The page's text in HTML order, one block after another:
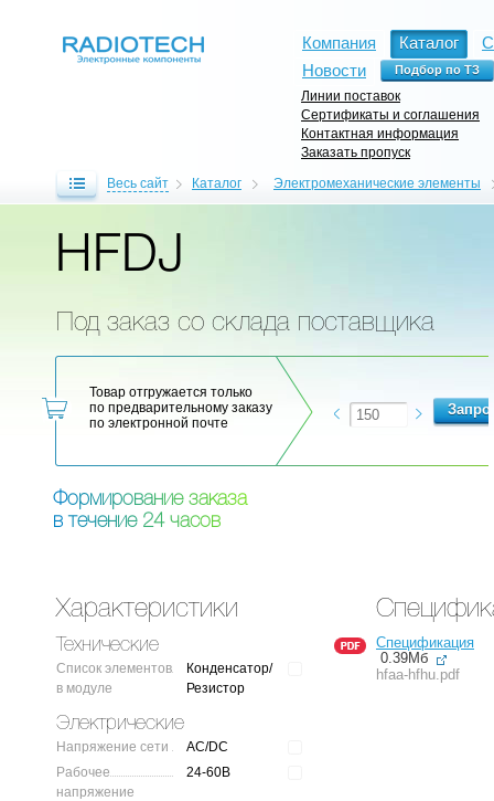
Компания Каталог
Новости
Линии поставок
Сертификаты и соглашения
Контактная информация
Заказать пропуск
Весь сайт Каталог Электромеханические элементы
HFDJ
Под заказ со склада поставщика
Товар отгружается только
по предварительному заказу
по электронной почте
Формирование заказа
в течение 24 часов
Характеристики
Технические
Список элементов
в модуле
Конденсатор/
Резистор
Электрические
Напряжение сети
AC/DC
Рабочее
напряжение
24-60В
Спецификация
0.39Мб
hfaa-hfhu.pdf